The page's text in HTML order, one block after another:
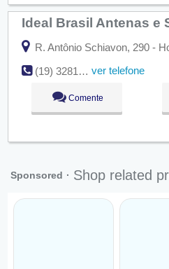
Ideal Brasil Antenas e
R. Antônio Schiavon, 290 -
(19) 3281-0080
ver telefone
Comente